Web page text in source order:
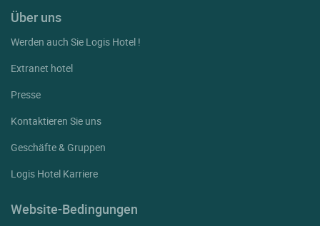
Über uns
Werden auch Sie Logis Hotel !
Extranet hotel
Presse
Kontaktieren Sie uns
Geschäfte & Gruppen
Logis Hotel Karriere
Website-Bedingungen